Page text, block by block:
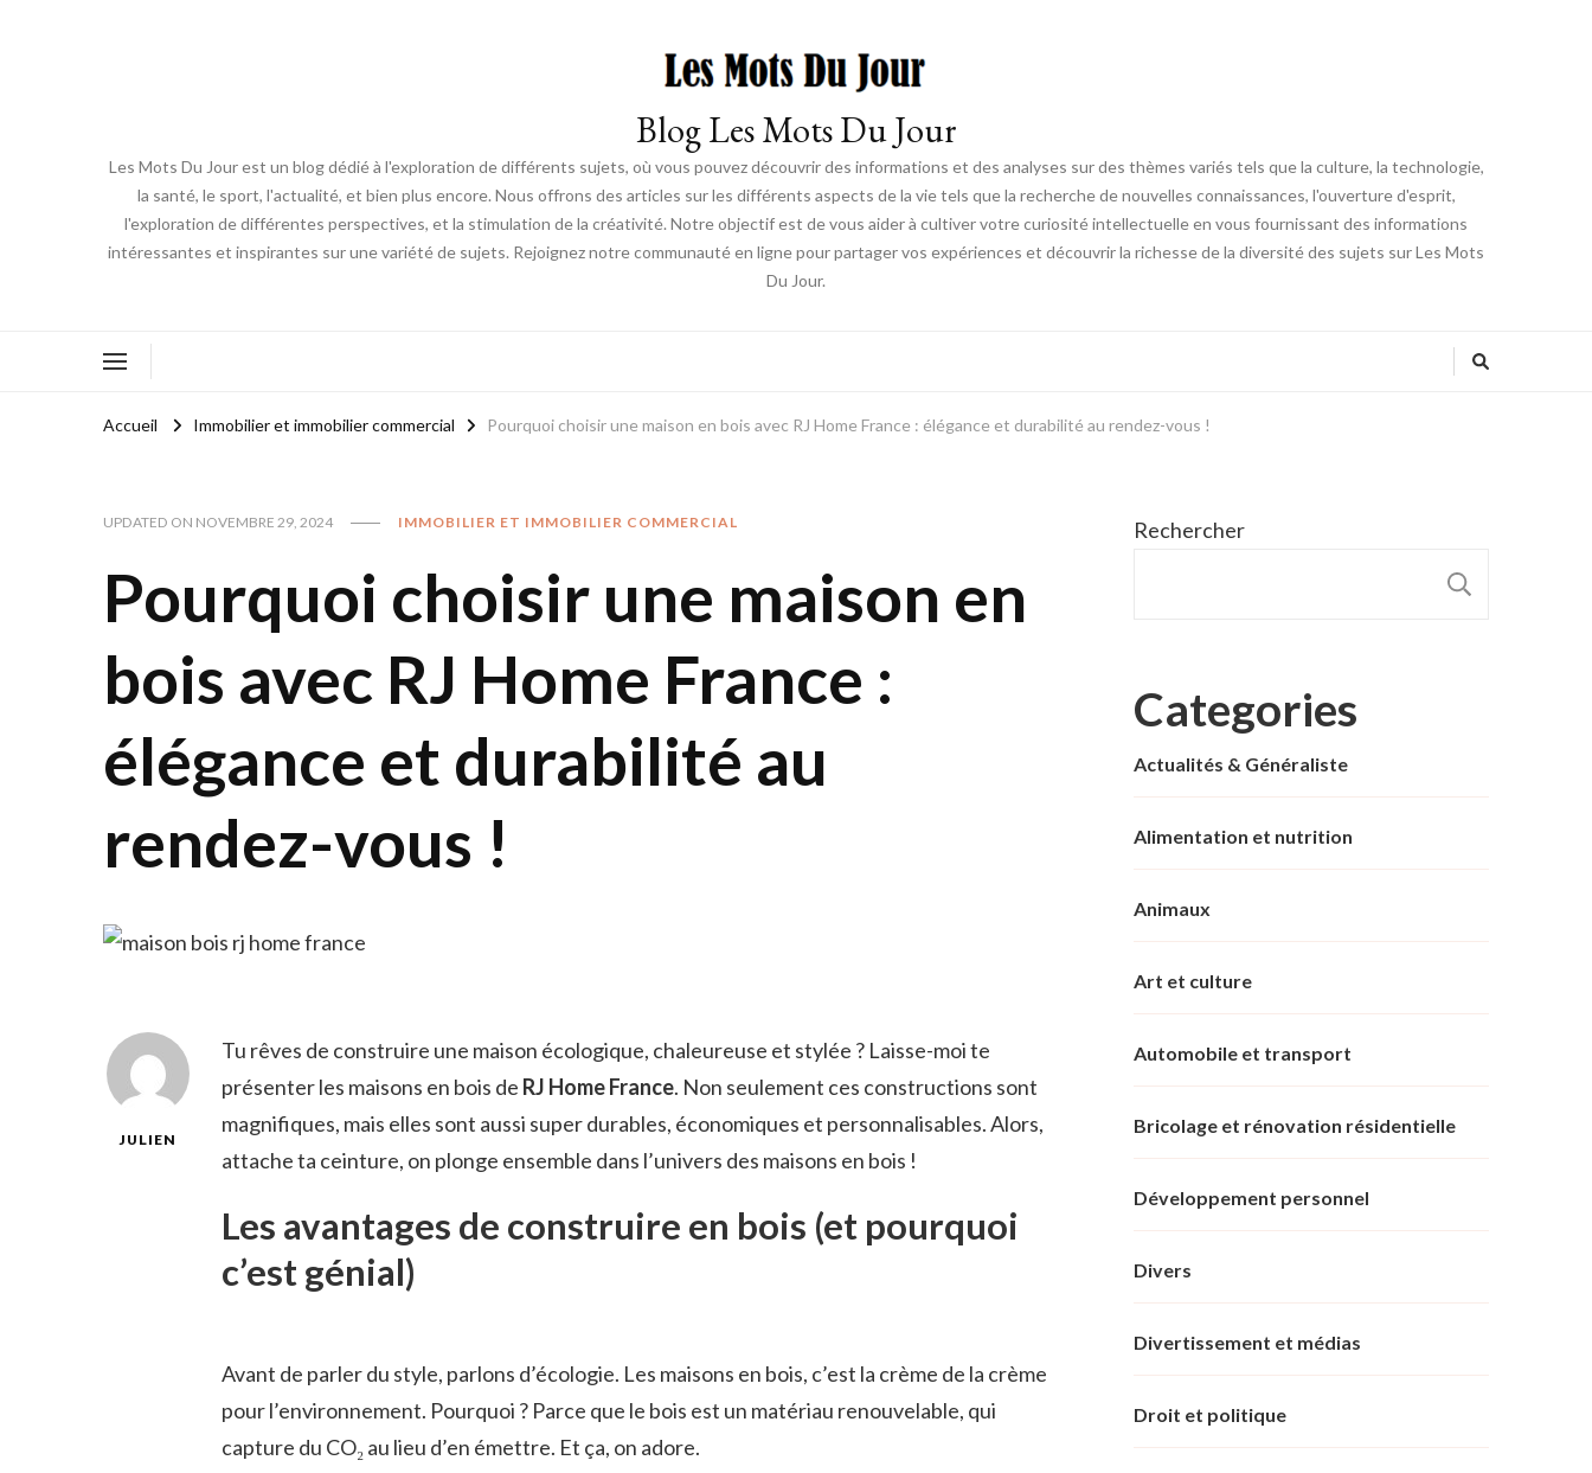
Blog Les Mots Du Jour
Les Mots Du Jour est un blog dédié à l'exploration de différents sujets, où vous pouvez découvrir des informations et des analyses sur des thèmes variés tels que la culture, la technologie,
la santé, le sport, l'actualité, et bien plus encore. Nous offrons des articles sur les différents aspects de la vie tels que la recherche de nouvelles connaissances, l'ouverture d'esprit,
l'exploration de différentes perspectives, et la stimulation de la créativité. Notre objectif est de vous aider à cultiver votre curiosité intellectuelle en vous fournissant des informations
intéressantes et inspirantes sur une variété de sujets. Rejoignez notre communauté en ligne pour partager vos expériences et découvrir la richesse de la diversité des sujets sur Les Mots
Du Jour.
Accueil Immobilier et immobilier commercial Pourquoi choisir une maison en bois avec RJ Home France : élégance et durabilité au rendez-vous !
UPDATED ON NOVEMBRE 29, 2024 IMMOBILIER ET IMMOBILIER COMMERCIAL
Pourquoi choisir une maison en
bois avec RJ Home France :
élégance et durabilité au
rendez-vous !
JULIEN
Tu rêves de construire une maison écologique, chaleureuse et stylée ? Laisse-moi te
présenter les maisons en bois de RJ Home France. Non seulement ces constructions sont
magnifiques, mais elles sont aussi super durables, économiques et personnalisables. Alors,
attache ta ceinture, on plonge ensemble dans l’univers des maisons en bois !
Les avantages de construire en bois (et pourquoi
c’est génial)
Avant de parler du style, parlons d’écologie. Les maisons en bois, c’est la crème de la crème
pour l’environnement. Pourquoi ? Parce que le bois est un matériau renouvelable, qui
capture du CO₂ au lieu d’en émettre. Et ça, on adore.
Rechercher
Categories
Actualités & Généraliste
Alimentation et nutrition
Animaux
Art et culture
Automobile et transport
Bricolage et rénovation résidentielle
Développement personnel
Divers
Divertissement et médias
Droit et politique